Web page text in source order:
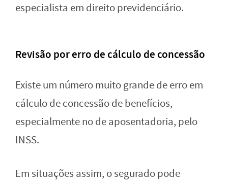
especialista em direito previdenciário.
Revisão por erro de cálculo de concessão
Existe um número muito grande de erro em
cálculo de concessão de benefícios,
especialmente no de aposentadoria, pelo
INSS.
Em situações assim, o segurado pode